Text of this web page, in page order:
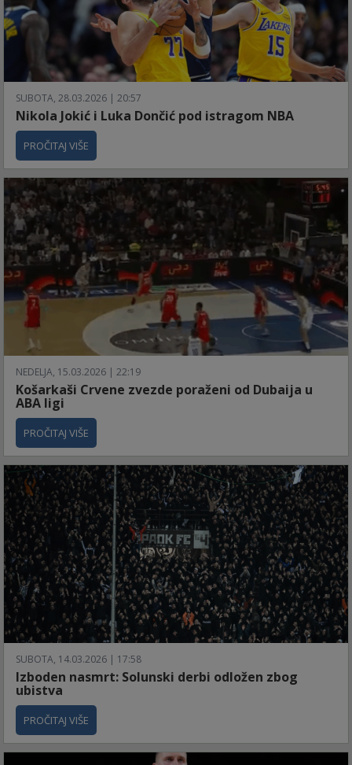
SUBOTA, 28.03.2026 | 20:57
Nikola Jokić i Luka Dončić pod istragom NBA
PROČITAJ VIŠE
NEDELJA, 15.03.2026 | 22:19
Košarkaši Crvene zvezde poraženi od Dubaija u
ABA ligi
PROČITAJ VIŠE
SUBOTA, 14.03.2026 | 17:58
Izboden nasmrt: Solunski derbi odložen zbog
ubistva
PROČITAJ VIŠE